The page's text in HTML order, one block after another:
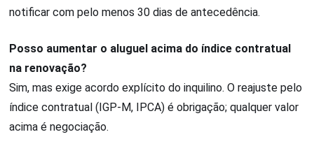
notificar com pelo menos 30 dias de antecedência.
Posso aumentar o aluguel acima do índice contratual
na renovação?
Sim, mas exige acordo explícito do inquilino. O reajuste pelo
índice contratual (IGP-M, IPCA) é obrigação; qualquer valor
acima é negociação.